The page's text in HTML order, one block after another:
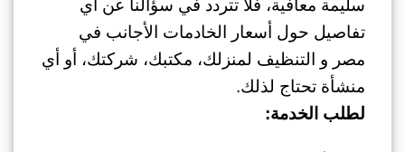
سليمة معافية، فلا تتردد في سؤالنا عن أي
تفاصيل حول أسعار الخادمات الأجانب في
مصر و التنظيف لمنزلك، مكتبك، شركتك، أو أي
منشأة تحتاج لذلك.
لطلب الخدمة: